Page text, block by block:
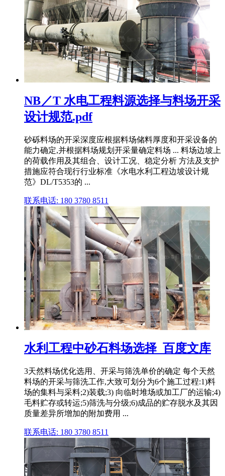
NB／T 水电工程料源选择与料场开采
设计规范.pdf
砂砾料场的开采深度应根据料场储料厚度和开采设备的
能力确定,并根据料场规划开采量确定料场 ... 料场边坡上
的荷载作用及其组合、设计工况、稳定分析 方法及支护
措施应符合现行行业标准《水电水利工程边坡设计规
范》DL/T5353的 ...
联系电话: 180 3780 8511
水利工程中砂石料场选择_百度文库
3天然料场优化选用、开采与筛洗单价的确定 每个天然
料场的开采与筛洗工作,大致可划分为6个施工过程:1)料
场的集料与采料;2)装载;3) 向临时堆场或加工厂的运输;4)
毛料贮存或转运;5)筛洗与分级;6)成品的贮存脱水及其因
质量差异所增加的附加费用 ...
联系电话: 180 3780 8511